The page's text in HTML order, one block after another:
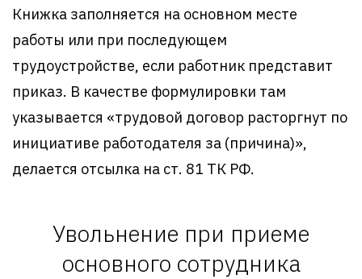
Книжка заполняется на основном месте
работы или при последующем
трудоустройстве, если работник представит
приказ. В качестве формулировки там
указывается «трудовой договор расторгнут по
инициативе работодателя за (причина)»,
делается отсылка на ст. 81 ТК РФ.
Увольнение при приеме
основного сотрудника